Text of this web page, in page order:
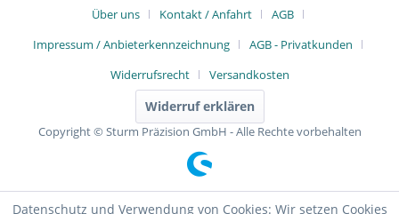
Über uns
Kontakt / Anfahrt
AGB
Impressum / Anbieterkennzeichnung
AGB - Privatkunden
Widerrufsrecht
Versandkosten
Widerruf erklären
Copyright © Sturm Präzision GmbH - Alle Rechte vorbehalten
Datenschutz und Verwendung von Cookies: Wir setzen Cookies